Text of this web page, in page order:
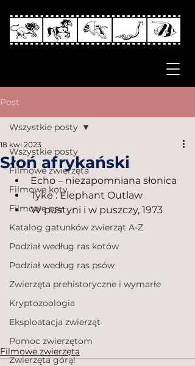
Post
Wszystkie posty
Filmowe zwierzęta
Filmowe koty
Filmowe psy
Katalog gatunków zwierząt A-Z
Podział według ras kotów
Podział według ras psów
Zwierzęta prehistoryczne i wymarłe
Kryptozoologia
Eksploatacja zwierząt
Pomoc zwierzętom
Zwierzęta górą!
Wszystkie posty
Słoń afrykański
18 kwi 2023
Echo – niezapomniana słonica
Tyke : Elephant Outlaw
W pustyni i w puszczy, 1973
Filmowe zwierzęta